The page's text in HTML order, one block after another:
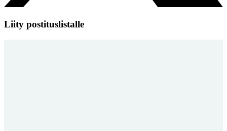
Liity postituslistalle